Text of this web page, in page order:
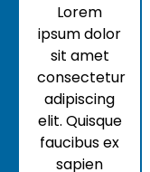
Lorem
ipsum dolor
sit amet
consectetur
adipiscing
elit. Quisque
faucibus ex
sapien